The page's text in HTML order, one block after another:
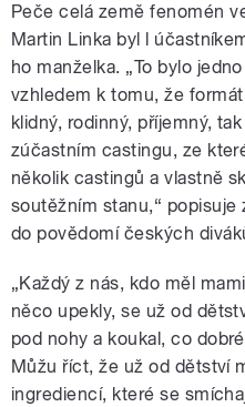
Peče celá země fenomén
Martin Linka byl l
ho manželka. „To bylo
vzhledem k tomu, že
klidný, rodinný, příjemný,
zúčastním castingu, ze
několik castingů a vlastně
soutěžním stanu,“
do povědomí českých
„Každý z nás, kdo měl
něco upekly, se už od
pod nohy a koukal, co
Můžu říct, že už od dětství
ingrediencí, které se